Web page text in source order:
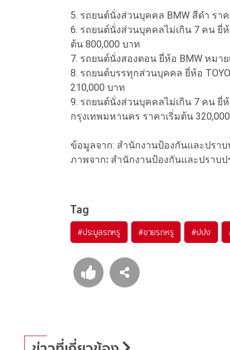
5. รถยนต์นั่งส่วนบุคคล BMW สีดำ รา
6. รถยนต์นั่งส่วนบุคคลไม่เกิน 7 คน ยี่
ต้น 800,000 บาท
7. รถยนต์นั่งสองตอน ยี่ห้อ BMW หมา
8. รถยนต์บรรทุกส่วนบุคคล ยี่ห้อ
210,000 บาท
9. รถยนต์นั่งส่วนบุคคลไม่เกิน 7 คน ยี่ห้อ
กรุงเทพมหานคร ราคาเริ่มต้น
ข้อมูลจาก: สำนักงานป้องกันและปราบ
ภาพจาก: สำนักงานป้องกันและปราบป
Tag
#ประมูลรถหรู #ขายรถหรู #ปปง